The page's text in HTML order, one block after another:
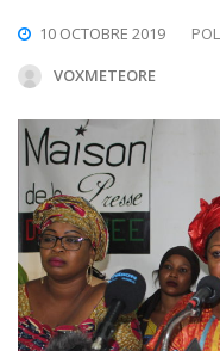
10 OCTOBRE 2019
VOXMETEORE